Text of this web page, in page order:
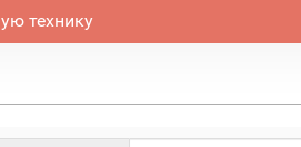
технику